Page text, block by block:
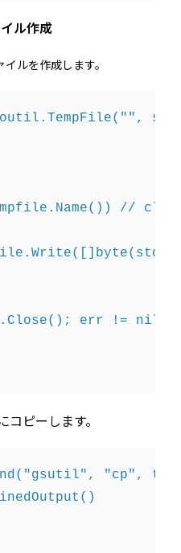
ル作成
ルを作成します。
//
err != nil {
ピーします。
"cp",